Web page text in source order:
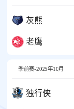
灰熊
老鹰
季前赛-2025年10月
独行侠